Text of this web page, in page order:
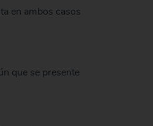
en ambos casos
que se presente